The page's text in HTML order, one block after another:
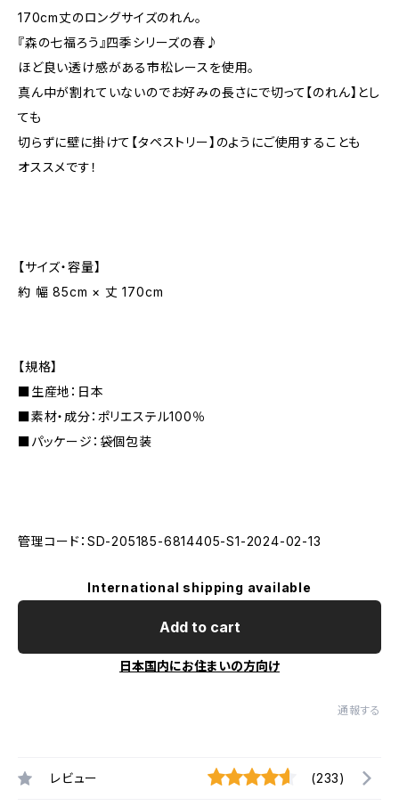
170cm丈のロングサイズのれん。
『森の七福ろう』四季シリーズの春♪
ほど良い透け感がある市松レースを使用。
真ん中が割れていないのでお好みの長さにで切って【のれん】とし
ても
切らずに壁に掛けて【タペストリー】のようにご使用することも
オススメです！
【サイズ・容量】
約 幅 85cm × 丈 170cm
【規格】
■生産地：日本
■素材・成分：ポリエステル100％
■パッケージ：袋個包装
管理コード：SD-205185-6814405-S1-2024-02-13
International shipping available
Add to cart
日本国内にお住まいの方向け
通報する
レビュー (233)